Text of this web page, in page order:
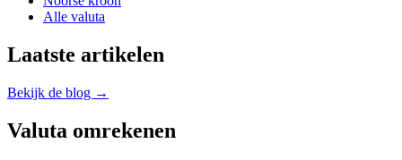
Alle valuta
Laatste artikelen
Bekijk de blog →
Valuta omrekenen